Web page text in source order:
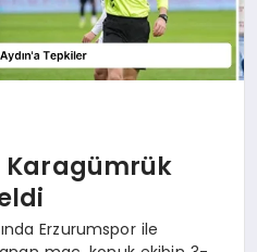
Karagümrük
Erzurumspor ile